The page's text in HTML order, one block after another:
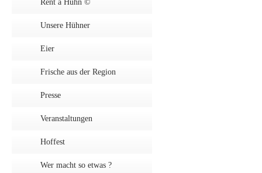
Rent a Huhn ©
Unsere Hühner
Eier
Frische aus der Region
Presse
Veranstaltungen
Hoffest
Wer macht so etwas ?